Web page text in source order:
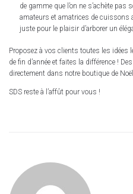
de gamme que l’on ne s’achète
amateurs et amatrices de cuissons
juste pour le plaisir d’arborer un
Proposez à vos clients toutes les
de fin d’année et faites la différence !
directement dans notre boutique de
SDS reste à l’affût pour vous !